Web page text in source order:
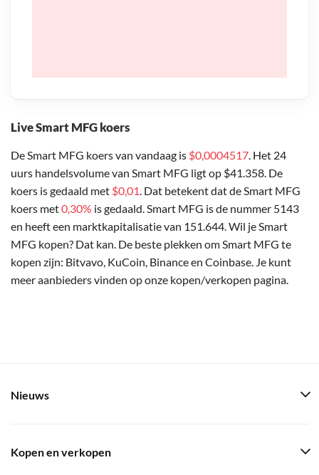
Live Smart MFG koers
De Smart MFG koers van vandaag is $0,0004517. Het 24
uurs handelsvolume van Smart MFG ligt op $41.358. De
koers is gedaald met $0,01. Dat betekent dat de Smart MFG
koers met0,30% is gedaald. Smart MFG is de nummer 5143
en heeft een marktkapitalisatie van 151.644. Wil je Smart
MFG kopen? Dat kan. De beste plekken om Smart MFG te
kopen zijn: Bitvavo, KuCoin, Binance en Coinbase. Je kunt
meer aanbieders vinden op onze kopen/verkopen pagina.
Nieuws
Kopen en verkopen